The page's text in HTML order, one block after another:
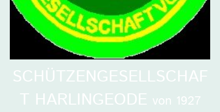
SCHÜTZENGESELLSCHAF
T HARLINGEODE von 1927